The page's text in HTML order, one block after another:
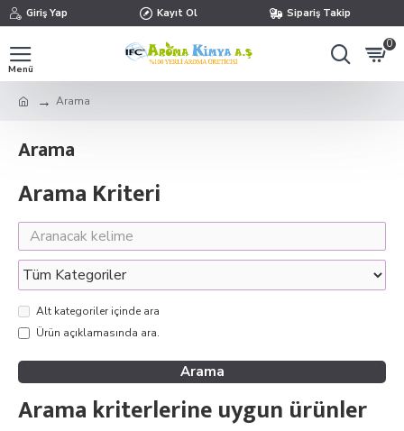
Giriş Yap Kayıt Ol Sipariş Takip
0
Arama
Arama
Arama Kriteri
Alt kategoriler içinde ara
Ürün açıklamasında ara.
Arama
Arama kriterlerine uygun ürünler